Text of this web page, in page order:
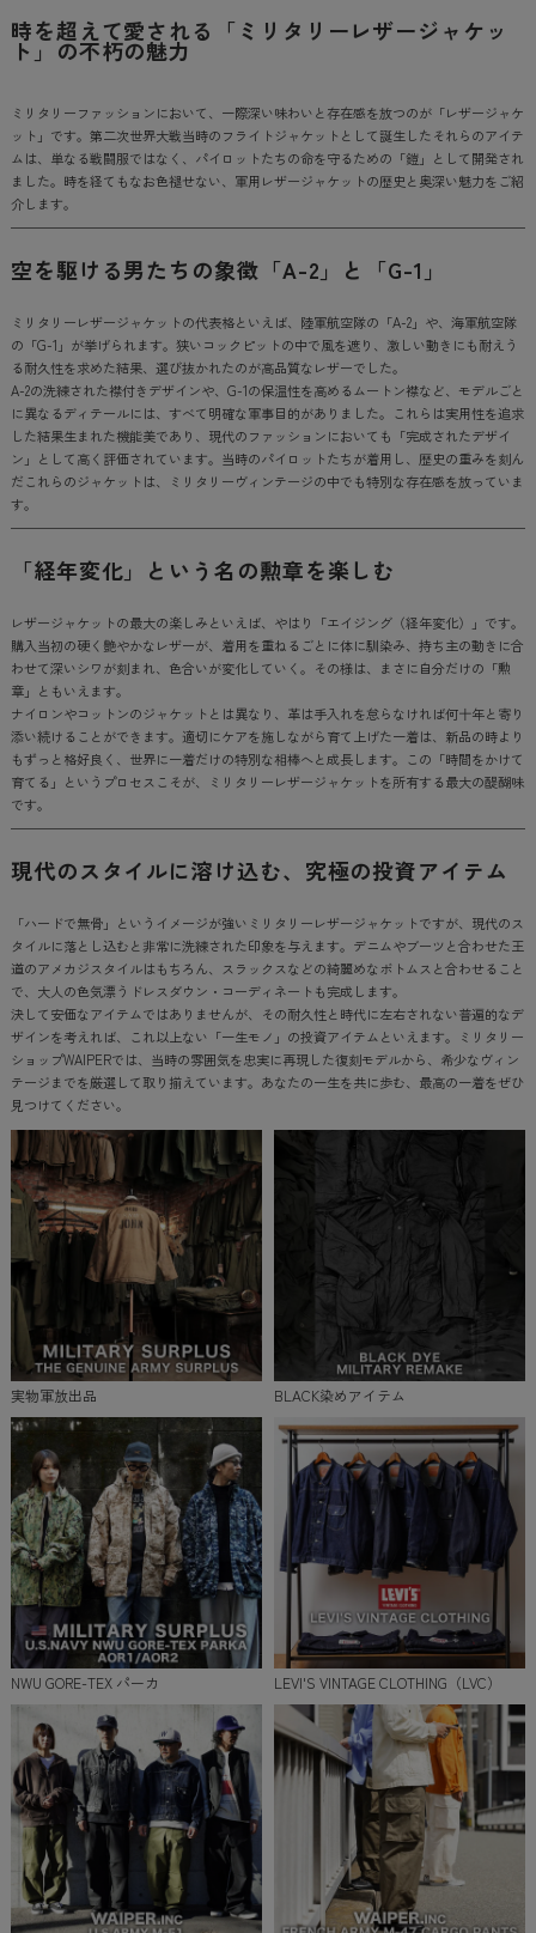
時を超えて愛される「ミリタリーレザージャケッ
ト」の不朽の魅力
ミリタリーファッションにおいて、一際深い味わいと存在感を放つのが「レザージャケ
ット」です。第二次世界大戦当時のフライトジャケットとして誕生したそれらのアイテ
ムは、単なる戦闘服ではなく、パイロットたちの命を守るための「鎧」として開発され
ました。時を経てもなお色褪せない、軍用レザージャケットの歴史と奥深い魅力をご紹
介します。
空を駆ける男たちの象徴「A-2」と「G-1」
ミリタリーレザージャケットの代表格といえば、陸軍航空隊の「A-2」や、海軍航空隊
の「G-1」が挙げられます。狭いコックピットの中で風を遮り、激しい動きにも耐えう
る耐久性を求めた結果、選び抜かれたのが高品質なレザーでした。
A-2の洗練された襟付きデザインや、G-1の保温性を高めるムートン襟など、モデルごと
に異なるディテールには、すべて明確な軍事目的がありました。これらは実用性を追求
した結果生まれた機能美であり、現代のファッションにおいても「完成されたデザイ
ン」として高く評価されています。当時のパイロットたちが着用し、歴史の重みを刻ん
だこれらのジャケットは、ミリタリーヴィンテージの中でも特別な存在感を放っていま
す。
「経年変化」という名の勲章を楽しむ
レザージャケットの最大の楽しみといえば、やはり「エイジング（経年変化）」です。
購入当初の硬く艶やかなレザーが、着用を重ねるごとに体に馴染み、持ち主の動きに合
わせて深いシワが刻まれ、色合いが変化していく。その様は、まさに自分だけの「勲
章」ともいえます。
ナイロンやコットンのジャケットとは異なり、革は手入れを怠らなければ何十年と寄り
添い続けることができます。適切にケアを施しながら育て上げた一着は、新品の時より
もずっと格好良く、世界に一着だけの特別な相棒へと成長します。この「時間をかけて
育てる」というプロセスこそが、ミリタリーレザージャケットを所有する最大の醍醐味
です。
現代のスタイルに溶け込む、究極の投資アイテム
「ハードで無骨」というイメージが強いミリタリーレザージャケットですが、現代のス
タイルに落とし込むと非常に洗練された印象を与えます。デニムやブーツと合わせた王
道のアメカジスタイルはもちろん、スラックスなどの綺麗めなボトムスと合わせること
で、大人の色気漂うドレスダウン・コーディネートも完成します。
決して安価なアイテムではありませんが、その耐久性と時代に左右されない普遍的なデ
ザインを考えれば、これ以上ない「一生モノ」の投資アイテムといえます。ミリタリー
ショップWAIPERでは、当時の雰囲気を忠実に再現した復刻モデルから、希少なヴィン
テージまでを厳選して取り揃えています。あなたの一生を共に歩む、最高の一着をぜひ
見つけてください。
実物軍放出品 BLACK染めアイテム
NWU GORE-TEX パーカ LEVI'S VINTAGE CLOTHING（LVC）